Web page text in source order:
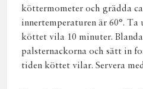
köttermometer och grädda
innertemperaturen är 60°.
köttet vila 10 minuter.
palsternackorna och sätt in
tiden köttet vilar. Servera